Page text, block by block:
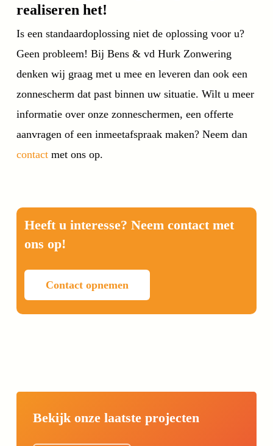
realiseren het!
Is een standaardoplossing niet de oplossing voor u?
Geen probleem! Bij Bens & vd Hurk Zonwering
denken wij graag met u mee en leveren dan ook een
zonnescherm dat past binnen uw situatie. Wilt u meer
informatie over onze zonneschermen, een offerte
aanvragen of een inmeetafspraak maken? Neem dan
contactmet ons op.
Heeft u interesse? Neem contact met
ons op!
Contact opnemen
Bekijk onze laatste projecten